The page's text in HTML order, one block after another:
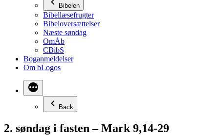
Bibelen
Bibellæsefrugter
Bibeloversættelser
Næste søndag
OmÅb
CBibS
Boganmeldelser
Om bLogos
Back
2. søndag i fasten – Mark 9,14-29